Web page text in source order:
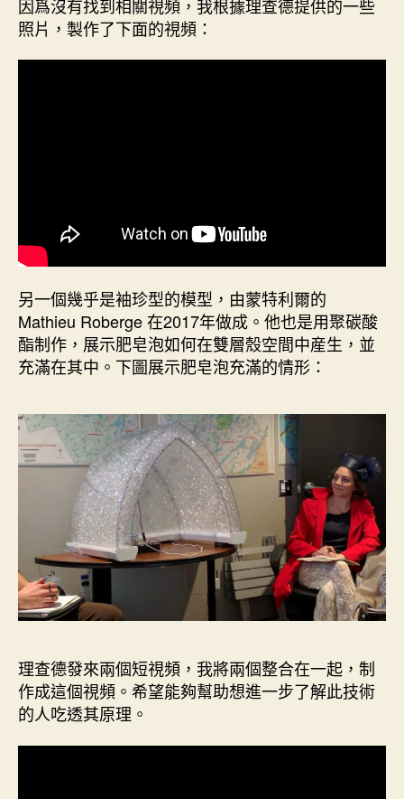
因爲沒有找到相關視頻，我根據理查德提供的一些
照片，製作了下面的視頻：
另一個幾乎是袖珍型的模型，由蒙特利爾的
Mathieu Roberge 在2017年做成。他也是用聚碳酸
酯制作，展示肥皂泡如何在雙層殼空間中産生，並
充滿在其中。下圖展示肥皂泡充滿的情形：
理查德發來兩個短視頻，我將兩個整合在一起，制
作成這個視頻。希望能夠幫助想進一步了解此技術
的人吃透其原理。